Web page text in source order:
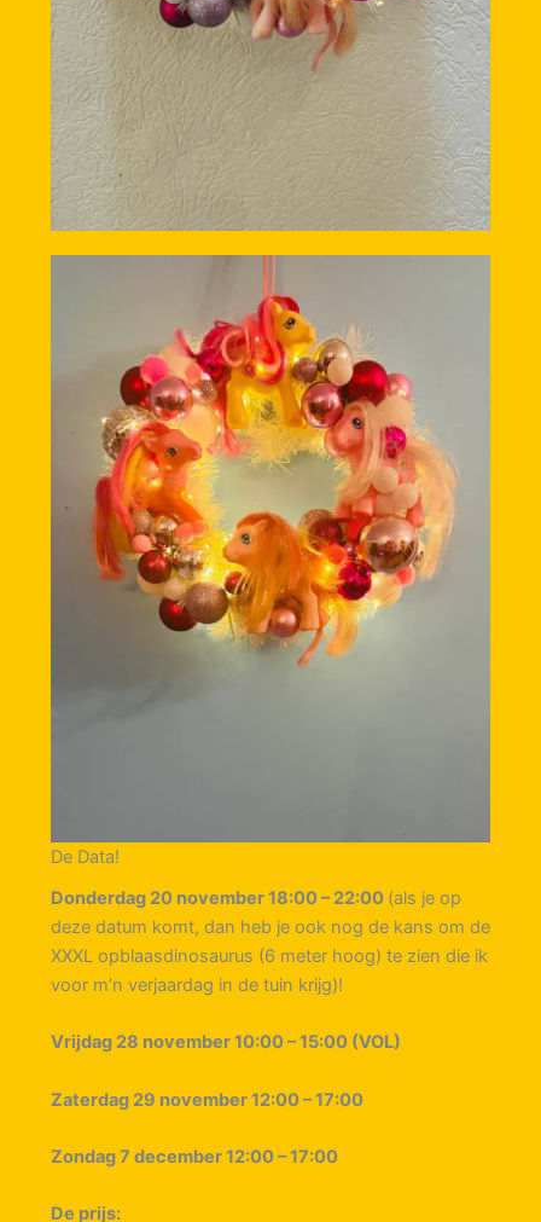
De Data!
Donderdag 20 november 18:00 – 22:00 (als je op
deze datum komt, dan heb je ook nog de kans om de
XXXL opblaasdinosaurus (6 meter hoog) te zien die ik
voor m’n verjaardag in de tuin krijg)!
Vrijdag 28 november 10:00 – 15:00 (VOL)
Zaterdag 29 november 12:00 – 17:00
Zondag 7 december 12:00 – 17:00
De prijs: